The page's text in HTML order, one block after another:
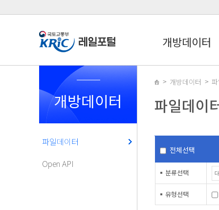
개방데이터
개방데이터
파일데이터
Open API
개방데이터
파일데이
전체선택
분류선택
유형선택